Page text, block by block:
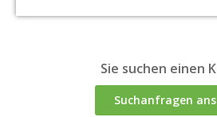
Sie suchen einen
Suchanfragen